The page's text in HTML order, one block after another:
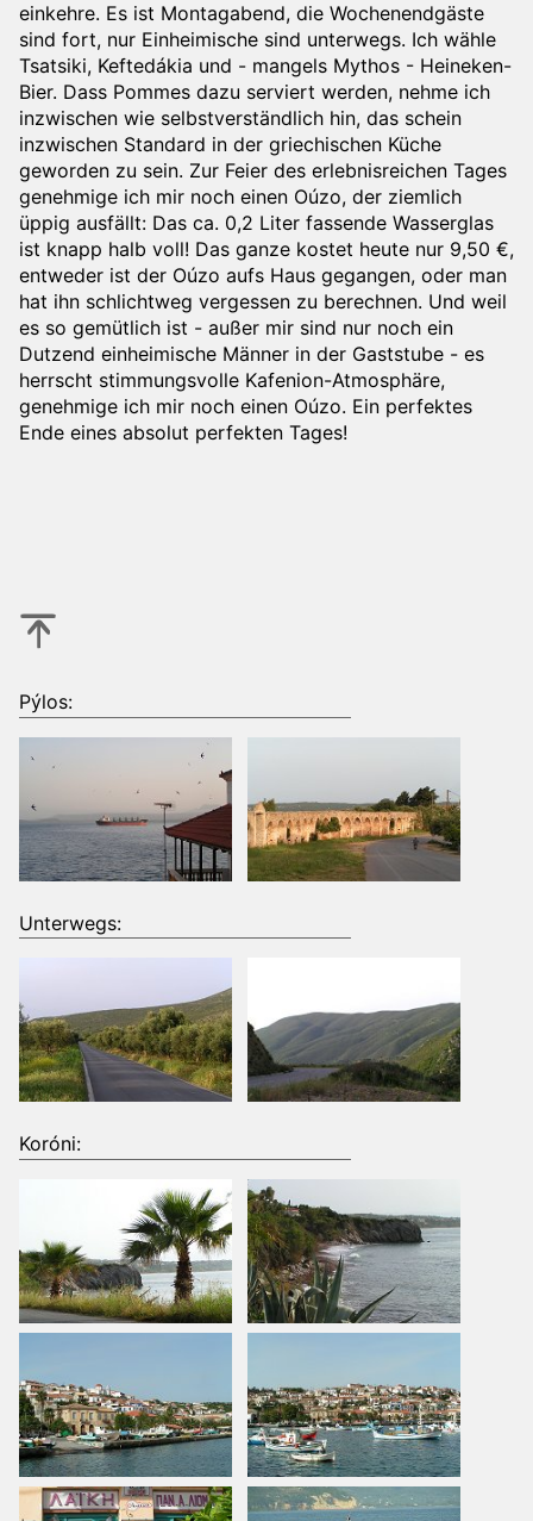
einkehre. Es ist Montagabend, die Wochenendgäste
sind fort, nur Einheimische sind unterwegs. Ich wähle
Tsatsiki, Keftedákia und - mangels Mythos - Heineken-
Bier. Dass Pommes dazu serviert werden, nehme ich
inzwischen wie selbstverständlich hin, das schein
inzwischen Standard in der griechischen Küche
geworden zu sein. Zur Feier des erlebnisreichen Tages
genehmige ich mir noch einen Oúzo, der ziemlich
üppig ausfällt: Das ca. 0,2 Liter fassende Wasserglas
ist knapp halb voll! Das ganze kostet heute nur 9,50 €,
entweder ist der Oúzo aufs Haus gegangen, oder man
hat ihn schlichtweg vergessen zu berechnen. Und weil
es so gemütlich ist - außer mir sind nur noch ein
Dutzend einheimische Männer in der Gaststube - es
herrscht stimmungsvolle Kafenion-Atmosphäre,
genehmige ich mir noch einen Oúzo. Ein perfektes
Ende eines absolut perfekten Tages!
Pýlos:
Unterwegs:
Koróni: